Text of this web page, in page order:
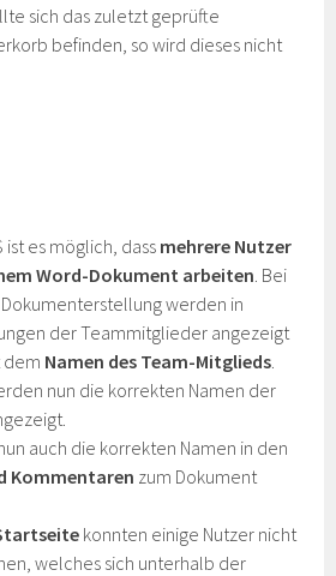
sich das zuletzt geprüfte
befinden, so wird dieses nicht
ist es möglich, dassmehrere Nutzer
Word-Dokument arbeiten. Bei
werden in
der Teammitglieder angezeigt
dem Namen des Team-Mitglieds.
nun die korrekten Namen der
auch die korrekten Namen in den
Kommentaren zum Dokument
konnten einige Nutzer nicht
welches sich unterhalb der